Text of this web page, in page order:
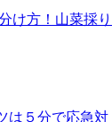
け方！山菜採り
は５分で応急対